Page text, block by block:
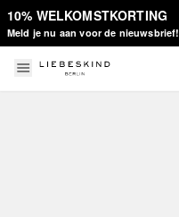
10% WELKOMSTKORTING
Meld je nu aan voor de nieuwsbrief!